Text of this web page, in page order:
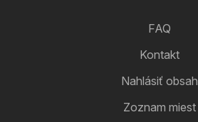
FAQ
Kontakt
Nahlásiť obsah
Zoznam miest